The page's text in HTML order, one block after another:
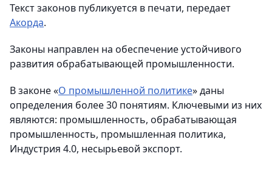
Текст законов публикуется в печати, передает
Акорда.
Законы направлен на обеспечение устойчивого
развития обрабатывающей промышленности.
В законе «О промышленной политике» даны
определения более 30 понятиям. Ключевыми из них
являются: промышленность, обрабатывающая
промышленность, промышленная политика,
Индустрия 4.0, несырьевой экспорт.